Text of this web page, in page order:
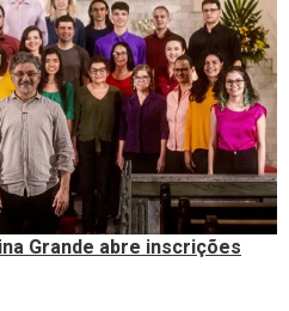
Grande abre inscrições